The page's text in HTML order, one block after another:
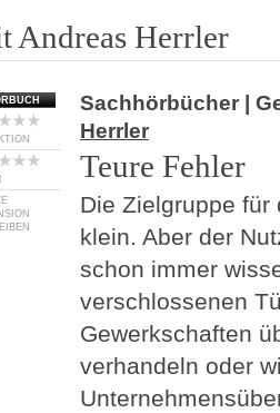
Andreas Herrler
Sachhörbücher |
Herrler
Teure Fehler
Die Zielgruppe für
klein. Aber der
schon immer
verschlossenen
Gewerkschaften
verhandeln oder